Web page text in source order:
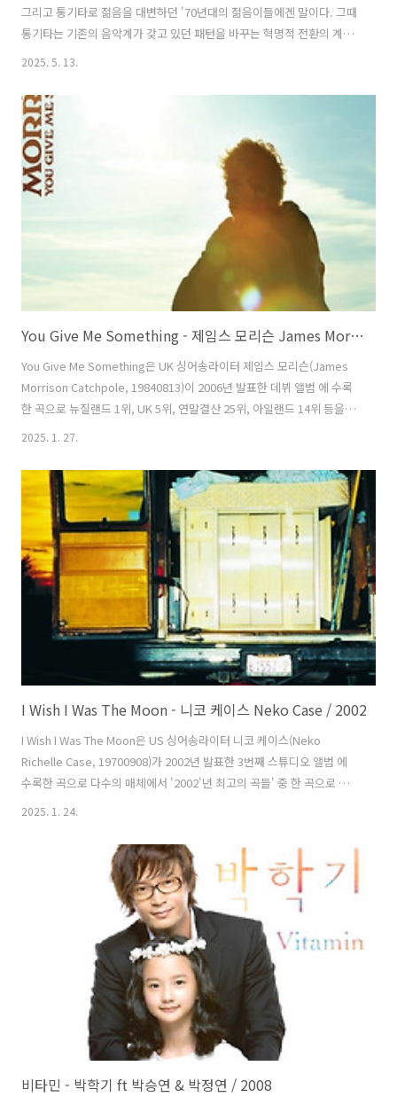
그리고 통기타로 젊음을 대변하던 '70년대의 젊음이들에겐 말이다. 그때
통기타는 기존의 음악계가 갖고 있던 패턴을 바꾸는 혁명적 전환의 계기
이외에도 기성세대의 삶과 사상에 반기를 드는 문화전복의 전령 이였다.
야당보다도 더 큰 담합과 연합의 상징적 매개체였다. 그 시절 우린 분명
통기타를 믿었다. 그리고 통기타의 선율 속에서 꿈과 희망을 가졌다. 그
결과 그 세대는 인류에게 김민기, 한대수, 이장희, 어니언스, 트윈 폴리오
등의 유산을 선물했으며 이 자양분은 주류의 물줄기와는 별개로 곁가지
를 형성하며 이후 김광석, 안치환에 이르기까지 끊이지 않는 계보를 만들
2025. 5. 13.
You Give Me Something - 제임스 모리슨 James Morrison / 2006
You Give Me Something은 UK 싱어송라이터 제임스 모리슨(James
Morrison Catchpole, 19840813)이 2006년 발표한 데뷔 앨범 에 수록
한 곡으로 뉴질랜드 1위, UK 5위, 연말결산 25위, 아일랜드 14위 등을 기
(Eg White)가 만들고 에그가 프로듀서를 맡았다. 제임스는 디저와의 인
터뷰에서 "당시에는 젊은 남자의 사랑노래를 만들고 싶었어요. 하지만
당시 흔하게 나오는 사랑 노래는 아니고 좀 가려져 있고, 위장된 그런 스
타일로 가고 싶었어요. 에그는 제가 들어보지 못한 음악을 많이 들려줬어
요. 니나 시몬(Nina Si..
2025. 1. 27.
I Wish I Was The Moon - 니코 케이스 Neko Case / 2002
I Wish I Was The Moon은 US 싱어송라이터 니코 케이스(Neko
Richelle Case, 19700908)가 2002년 발표한 3번째 스튜디오 앨범 에
수록한 곡으로 다수의 매체에서 '2002'년 최고의 곡들' 중 한 곡으로 평
가하고 있다. 니코가 만들고 크레이그 슈마허(Craig Schumacher)가
아서 괜찮다고 생각했지만 시간이 지날수록 정서적으로 무감각해지고
답답하고 이름을 잊을 정도로 정체성의 상실을 경험하고 있기 때문에 상
대가 다시 자신을 찾아주길 바라며 그렇게 해서 그리움으로 인한 고립된
감정에서 빨리 탈출하고 싶다는 내용인 것 같다. 다 현지운
rainysunshine@tistory.com 무..
2025. 1. 24.
비타민 - 박학기 ft 박승연 & 박정연 / 2008